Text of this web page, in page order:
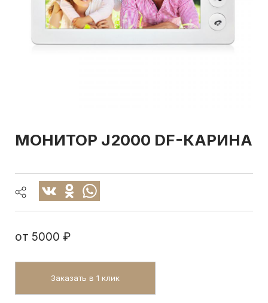
МОНИТОР J2000 DF-КАРИНА
от 5000 ₽
Заказать в 1 клик